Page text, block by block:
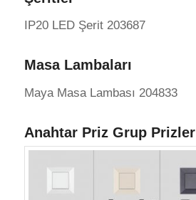
IP20 LED Şerit 203687
Masa Lambaları
Maya Masa Lambası 204833
Anahtar Priz Grup Prizler